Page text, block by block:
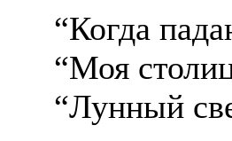
“Когда
“Моя
“Лунный